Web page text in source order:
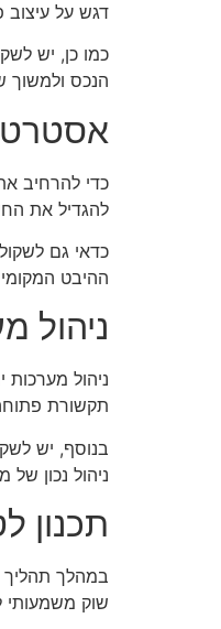
דגש על עיצוב
כמו כן, יש
הנכס ולמשוך
כדי להרחיב
להגדיל את
כדאי גם
ההיבט המקומי
ניהול
ניהול
תקשורת
בנוסף, יש
ניהול נכון
תכנון
במהלך תהליך
שוק משמעותי